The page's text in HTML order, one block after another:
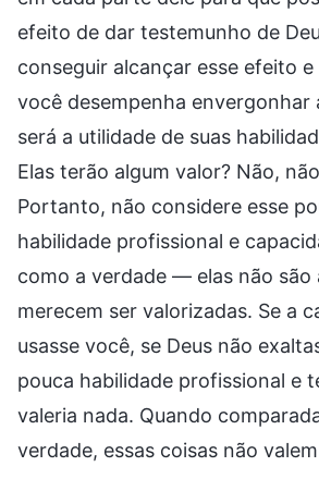
efeito de dar testemunho de
conseguir alcançar esse efeito
você desempenha envergonhar
será a utilidade de suas
Elas terão algum valor? Não,
Portanto, não considere esse
habilidade profissional e
como a verdade — elas não são
merecem ser valorizadas. Se a
usasse você, se Deus não
pouca habilidade profissional e
valeria nada. Quando
verdade, essas coisas não